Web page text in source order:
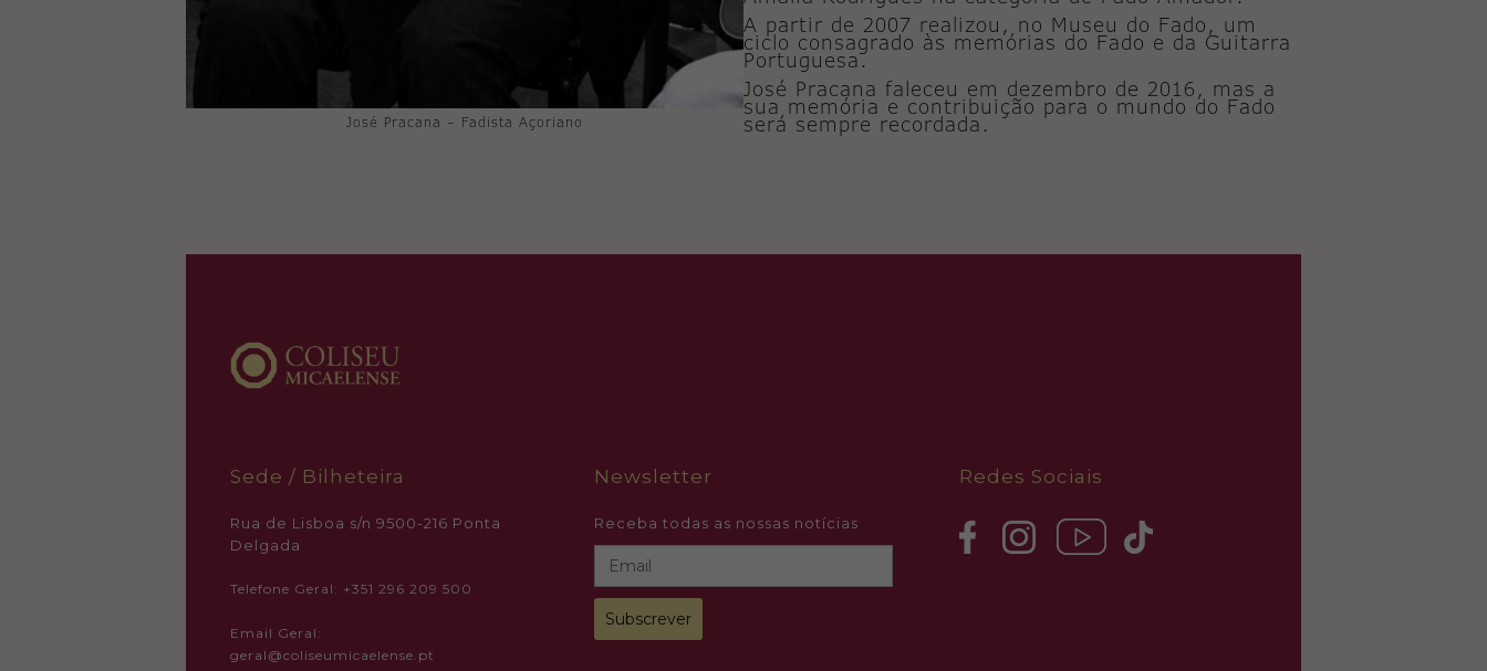
José Pracana – Fadista Açoriano
A partir de 2007 realizou, no Museu do Fado, um
ciclo consagrado às memórias do Fado e da Guitarra
Portuguesa.
José Pracana faleceu em dezembro de 2016, mas a
sua memória e contribuição para o mundo do Fado
será sempre recordada.
Sede / Bilheteira
Rua de Lisboa s/n 9500-216 Ponta
Delgada
Telefone Geral: +351 296 209 500
Email Geral:
geral@coliseumicaelense.pt
Newsletter
Receba todas as nossas notícias
Redes Sociais